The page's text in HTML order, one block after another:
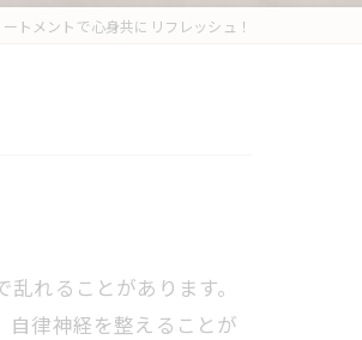
トメントで心身共にリフレッシュ！
れることがあります。
自律神経を整えることが